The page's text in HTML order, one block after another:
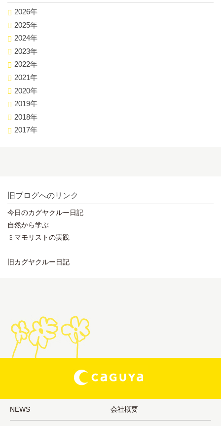
2026年
2025年
2024年
2023年
2022年
2021年
2020年
2019年
2018年
2017年
旧ブログへのリンク
今日のカグヤクルー日記
自然から学ぶ
ミマモリストの実践
旧カグヤクルー日記
NEWS 会社概要